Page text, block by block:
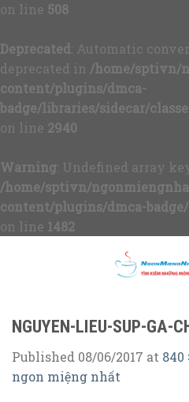
on line 508
Deprecated : Automatic
deprecated in /home/sptivn/
content/plugins/dmca-
badge/libraries/sidecar/
on line 2940
Warning: Undefined array
/home/sptivn/
content/plugins/dmca-
on line 1482
NGUYEN-LIEU-SUP-GA-
Published 08/06/2017 at 840
ngon miệng nhất